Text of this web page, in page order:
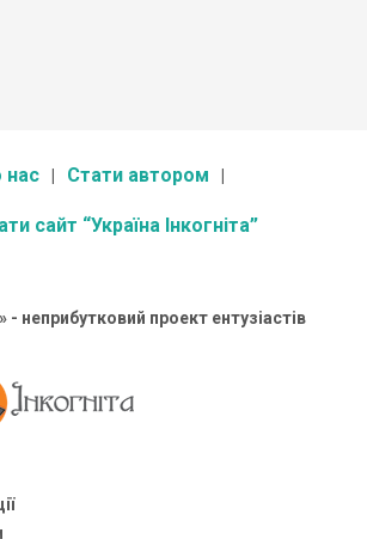
нас Стати автором
сайт “Україна Інкогніта”
- неприбутковий проект ентузіастів